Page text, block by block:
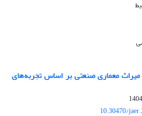
میراث معماری صنعتی بر اساس تجربه‌های
10.30470/